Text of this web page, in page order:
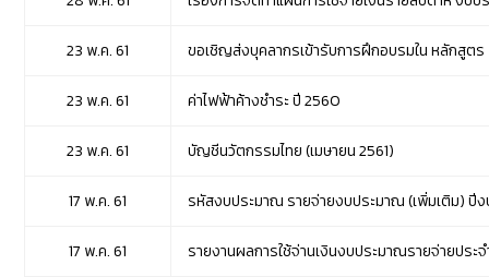
23 พ.ค. 61 ขอเชิญส่งบุคลากรเข้ารับการฝึกอบรมใน หลักสู
23 พ.ค. 61 ค่าไฟฟ้าค้างชำระ ปี 2560
23 พ.ค. 61 บัญชีนวัตกรรมไทย (เมษายน 2561)
17 พ.ค. 61 รหัสงบประมาณ รายจ่ายงบประมาณ (เพิ่มเติม) ปี
17 พ.ค. 61 รายงานผลการใช้จ่านเงินงบประมาณรายจ่ายประจ